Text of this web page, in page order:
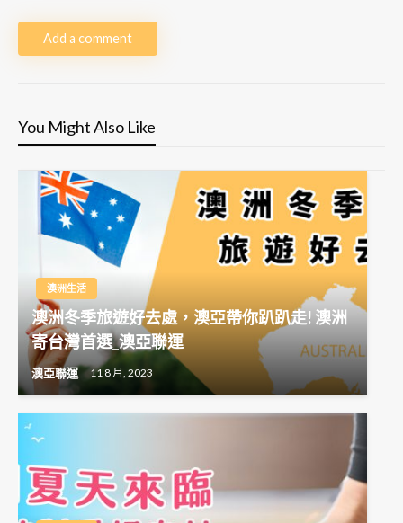
Add a comment
You Might Also Like
澳洲生活
澳洲冬季旅遊好去處，澳亞帶你趴趴走! 澳洲
寄台灣首選_澳亞聯運
澳亞聯運 11 8 月, 2023